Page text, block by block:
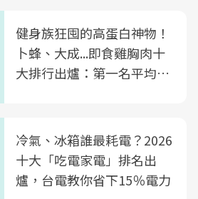
健身族狂囤的高蛋白神物！
卜蜂、大成...即食雞胸肉十
大排行出爐：第一名平均一
冷氣、冰箱誰最耗電？2026
十大「吃電家電」排名出
爐，台電教你省下15％電力